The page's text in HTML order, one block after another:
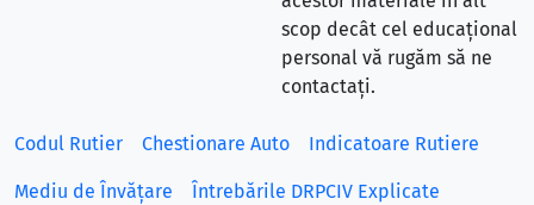
scop decât cel educațional
personal vă rugăm să ne
contactați.
Codul Rutier Chestionare Auto Indicatoare Rutiere
Mediu de Învățare Întrebările DRPCIV Explicate